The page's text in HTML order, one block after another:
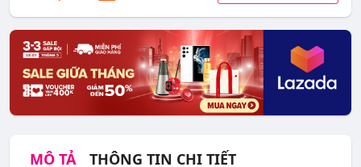
MÔ TẢ THÔNG TIN CHI TIẾT